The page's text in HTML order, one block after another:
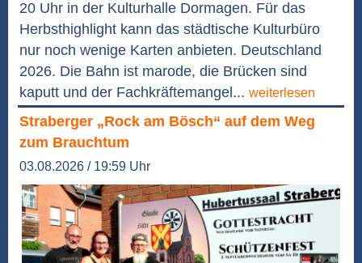
20 Uhr in der Kulturhalle Dormagen. Für das
Herbsthighlight kann das städtische Kulturbüro
nur noch wenige Karten anbieten. Deutschland
2026. Die Bahn ist marode, die Brücken sind
kaputt und der Fachkräftemangel... weiterlesen
Straberger „Rock am Bösch“ auf dem Weg
zum Brauchtum
03.08.2026 / 19:59 Uhr